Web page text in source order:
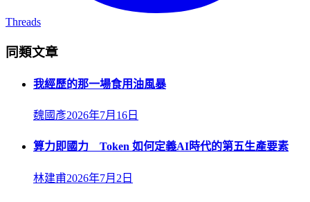
Threads
同類文章
我經歷的那一場食用油風暴
魏國彥2026年7月16日
算力即國力 Token 如何定義AI時代的第五生產要素
林建甫2026年7月2日